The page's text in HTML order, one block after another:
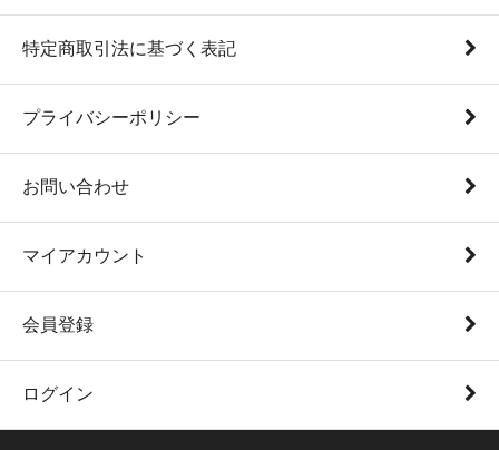
特定商取引法に基づく表記
プライバシーポリシー
お問い合わせ
マイアカウント
会員登録
ログイン